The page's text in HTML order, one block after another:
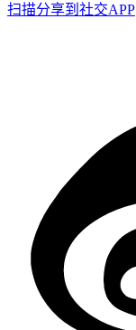
扫描分享到社交APP